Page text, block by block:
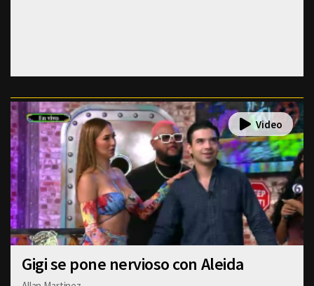
Gigi se pone nervioso con Aleida